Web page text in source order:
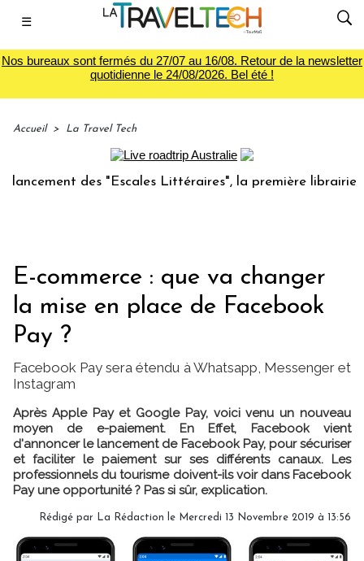
☰
Nos bureaux sont fermés du 27/07 au 16/08. Retour de la newsletter
quotidienne le 24/08/2026. Bel été !
Accueil > La Travel Tech
des "Escales Littéraires", la première librairie du
E-commerce : que va changer
la mise en place de Facebook
Pay ?
Facebook Pay sera étendu à Whatsapp, Messenger et
Instagram
Après Apple Pay et Google Pay, voici venu un nouveau
moyen de e-paiement. En Effet, Facebook vient
d'annoncer le lancement de Facebook Pay, pour sécuriser
et faciliter le paiement sur ses différents canaux. Les
professionnels du tourisme doivent-ils voir dans Facebook
Pay une opportunité ? Pas si sûr, explication.
Rédigé par La Rédaction le Mercredi 13 Novembre 2019 à 13:56